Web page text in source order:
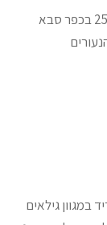
ירון (קלפהולץ) יובל בן אטקה ולואי נולד ב- 25.3.1941 בכפר סבא
במגוון גילאים